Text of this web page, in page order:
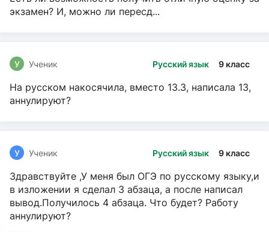
экзамен? И, можно ли пересд...
Русский язык 9 класс
У Ученик
На русском накосячила, вместо 13.3, написала 13,
аннулируют?
Русский язык 9 класс
У Ученик
Здравствуйте ,У меня был ОГЭ по русскому языку,и
в изложении я сделал 3 абзаца, а после написал
вывод.Получилось 4 абзаца. Что будет? Работу
аннулируют?